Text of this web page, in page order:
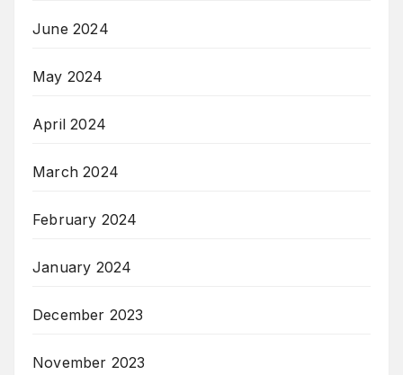
June 2024
May 2024
April 2024
March 2024
February 2024
January 2024
December 2023
November 2023